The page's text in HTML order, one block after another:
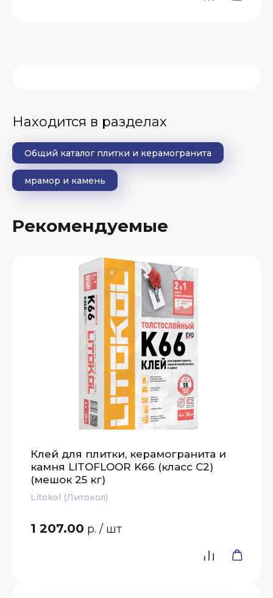
Находится в разделах
Общий каталог плитки и керамогранита
мрамор и камень
Рекомендуемые
Клей для плитки, керамогранита и
камня LITOFLOOR K66 (класс С2)
(мешок 25 кг)
Litokol (Литокол)
1 207.00 р. / шт